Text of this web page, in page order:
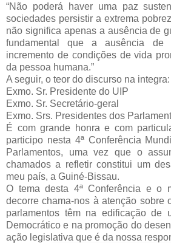
“Não poderá haver uma paz
sociedades persistir a extrema
não significa apenas a ausência de
fundamental que a ausência de
incremento de condições de vida
da pessoa humana.”
A seguir, o teor do discurso na integra:
Exmo. Sr. Presidente do UIP
Exmo. Sr. Secretário-geral
Exmo. Srs. Presidentes dos
É com grande honra e com
participo nesta 4ª Conferência
Parlamentos, uma vez que o
chamados a refletir constitui um
meu país, a Guiné-Bissau.
O tema desta 4ª Conferência e o
decorre chama-nos à atenção sobre
parlamentos têm na edificação de
Democrático e na promoção do
ação legislativa que é da nossa